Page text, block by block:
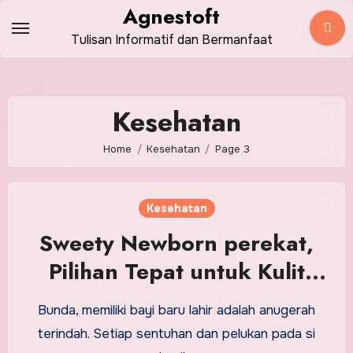
content
Agnestoft
Tulisan Informatif dan Bermanfaat
Kesehatan
Home Kesehatan Page 3
Kesehatan
Sweety Newborn perekat,
Pilihan Tepat untuk Kulit
lembut dan sensitif Bayi
Bunda
Bunda, memiliki bayi baru lahir adalah anugerah
terindah. Setiap sentuhan dan pelukan pada si